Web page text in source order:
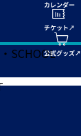
SCHOOL